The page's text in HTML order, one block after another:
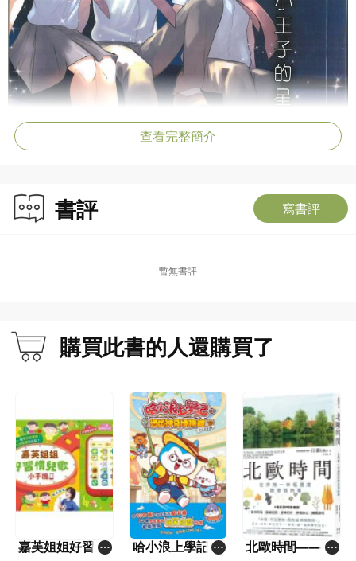
查看完整簡介
書評 寫書評
暫無書評
購買此書的人還購買了
嘉芙姐姐好習慣
哈小浪上學記(1
北歐時間——世